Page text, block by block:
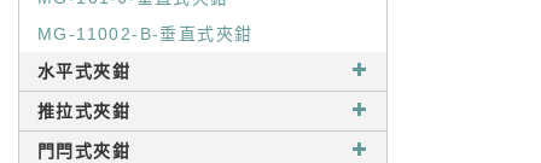
MG-11002-B-垂直式夾鉗
水平式夾鉗
推拉式夾鉗
門閂式夾鉗